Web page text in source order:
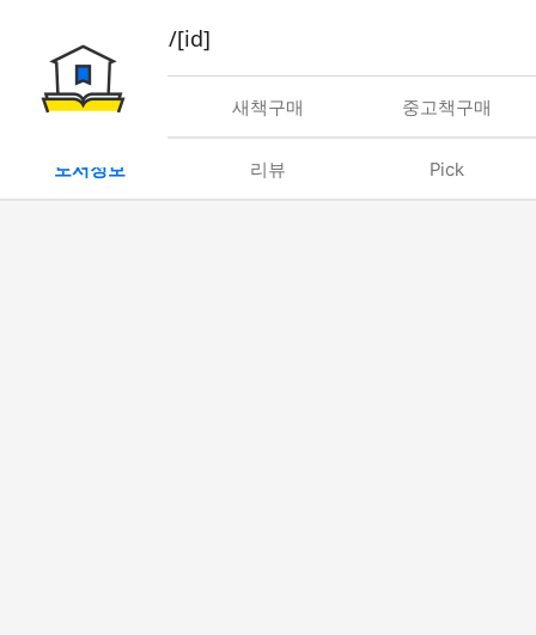
book/rent/[id]
대여 새책구매 중고책구매
도서정보 리뷰 Pick